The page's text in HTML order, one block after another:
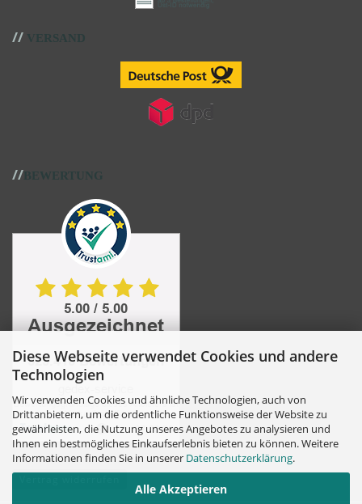
Diese Webseite verwendet Cookies und andere
Technologien
Wir verwenden Cookies und ähnliche Technologien, auch von
Drittanbietern, um die ordentliche Funktionsweise der Website zu
gewährleisten, die Nutzung unseres Angebotes zu analysieren und
Ihnen ein bestmögliches Einkaufserlebnis bieten zu können. Weitere
Informationen finden Sie in unserer Datenschutzerklärung.
Alle Akzeptieren
// VERSAND
//BEWERTUNG